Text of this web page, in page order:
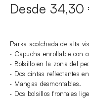
Desde 34,30
Parka acolchada de alta
· Capucha enrollable con
· Bolsillo en la zona del
· Dos cintas reflectantes
· Mangas desmontables.
· Dos bolsillos frontales